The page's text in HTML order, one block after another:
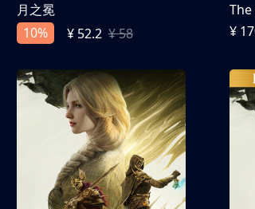
月之冕
10%
¥ 52.2 ¥ 58
¥